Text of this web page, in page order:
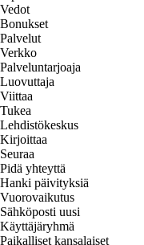
Vedot
Bonukset
Palvelut
Verkko
Palveluntarjoaja
Luovuttaja
Viittaa
Tukea
Lehdistökeskus
Kirjoittaa
Seuraa
Pidä yhteyttä
Hanki päivityksiä
Vuorovaikutus
Sähköposti uusi
Käyttäjäryhmä
Paikalliset kansalaiset